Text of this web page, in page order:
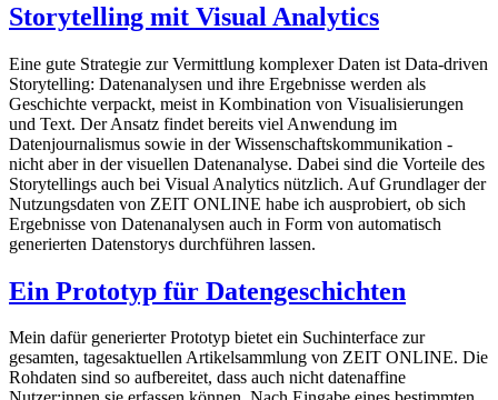
Storytelling mit Visual Analytics
Eine gute Strategie zur Vermittlung komplexer Daten ist Data-driven
Storytelling: Datenanalysen und ihre Ergebnisse werden als
Geschichte verpackt, meist in Kombination von Visualisierungen
und Text. Der Ansatz findet bereits viel Anwendung im
Datenjournalismus sowie in der Wissenschaftskommunikation -
nicht aber in der visuellen Datenanalyse. Dabei sind die Vorteile des
Storytellings auch bei Visual Analytics nützlich. Auf Grundlager der
Nutzungsdaten von ZEIT ONLINE habe ich ausprobiert, ob sich
Ergebnisse von Datenanalysen auch in Form von automatisch
generierten Datenstorys durchführen lassen.
Ein Prototyp für Datengeschichten
Mein dafür generierter Prototyp bietet ein Suchinterface zur
gesamten, tagesaktuellen Artikelsammlung von ZEIT ONLINE. Die
Rohdaten sind so aufbereitet, dass auch nicht datenaffine